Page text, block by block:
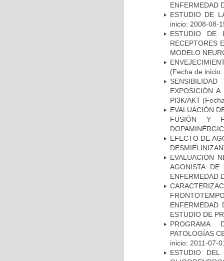
ENFERMEDAD
ESTUDIO DE
inicio: 2008-08-
ESTUDIO DE
RECEPTORES
MODELO
(Fecha de
EXPOSICIÓN
PI3K/AKT
EVALUACIÓN
FUSIÓN Y
EFECTO DE
EVALUACION
AGONISTA
ENFERMEDAD
ENFERMEDAD
ESTUDIO DE
PROGRAMA
PATOLOGÍAS
inicio: 2011-07-
ESTUDIO